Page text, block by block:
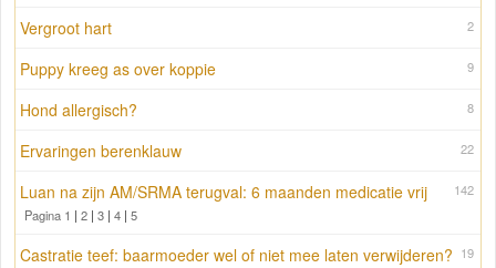
2
Vergroot hart
9
Puppy kreeg as over koppie
8
Hond allergisch?
22
Ervaringen berenklauw
142
Luan na zijn AM/SRMA terugval: 6 maanden medicatie vrij
Pagina 1 | 2 | 3 | 4 | 5
19
Castratie teef: baarmoeder wel of niet mee laten verwijderen?